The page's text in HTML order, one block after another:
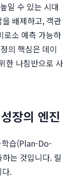
일 수 있는 시대
배제하고, 객관
로소 예측 가능하
의 핵심은 데이
한 나침반으로 사
장의 엔진
습(Plan-Do-
는 것입니다. 릴
.